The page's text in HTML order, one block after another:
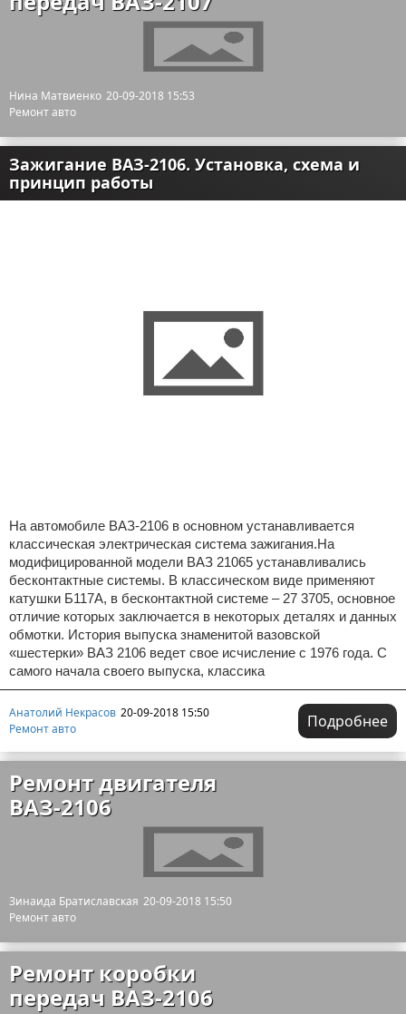
Нина Матвиенко 20-09-2018 15:53
Ремонт авто
Зажигание ВАЗ-2106. Установка, схема и
принцип работы
На автомобиле ВАЗ-2106 в основном устанавливается
классическая электрическая система зажигания.На
модифицированной модели ВАЗ 21065 устанавливались
бесконтактные системы. В классическом виде применяют
катушки Б117А, в бесконтактной системе – 27 3705, основное
отличие которых заключается в некоторых деталях и данных
обмотки. История выпуска знаменитой вазовской
«шестерки» ВАЗ 2106 ведет свое исчисление с 1976 года. С
самого начала своего выпуска, классика
Анатолий Некрасов 20-09-2018 15:50
Ремонт авто
Подробнее
Ремонт двигателя
ВАЗ-2106
Зинаида Братиславская 20-09-2018 15:50
Ремонт авто
Ремонт коробки
передач ВАЗ-2106